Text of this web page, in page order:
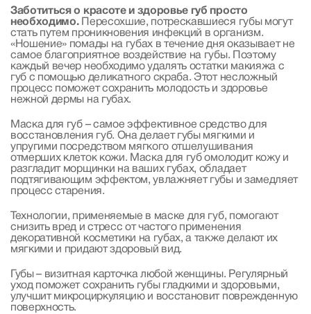
Заботиться о красоте и здоровье губ просто
необходимо.
Пересохшие, потрескавшиеся губы могут
стать путем проникновения инфекций в организм.
«Ношение» помады на губах в течение дня оказывает не
самое благоприятное воздействие на губы. Поэтому
каждый вечер необходимо удалять остатки макияжа с
губ с помощью деликатного скраба. Этот несложный
процесс поможет сохранить молодость и здоровье
нежной дермы на губах.
Маска для губ – самое эффективное средство для
восстановления губ. Она делает губы мягкими и
упругими посредством мягкого отшелушивания
отмерших клеток кожи. Маска для губ омолодит кожу и
разгладит морщинки на ваших губах, обладает
подтягивающим эффектом, увлажняет губы и замедляет
процесс старения.
Технологии, применяемые в маске для губ, помогают
снизить вред и стресс от частого применения
декоративной косметики на губах, а также делают их
мягкими и придают здоровый вид.
Губы – визитная карточка любой женщины. Регулярный
уход поможет сохранить губы гладкими и здоровыми,
улучшит микроциркуляцию и восстановит поврежденную
поверхность.